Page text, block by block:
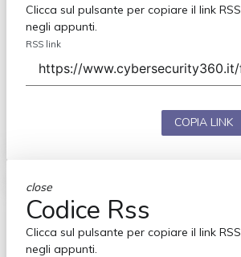
Clicca sul pulsante per copiare il link RSS
negli appunti.
RSS link
COPIA LINK
close
Codice Rss
Clicca sul pulsante per copiare il link RSS
negli appunti.